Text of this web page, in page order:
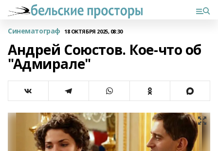
Синематограф 18 ОКТЯБРЯ 2025, 08:30
Андрей Союстов. Кое-что об
"Адмирале"